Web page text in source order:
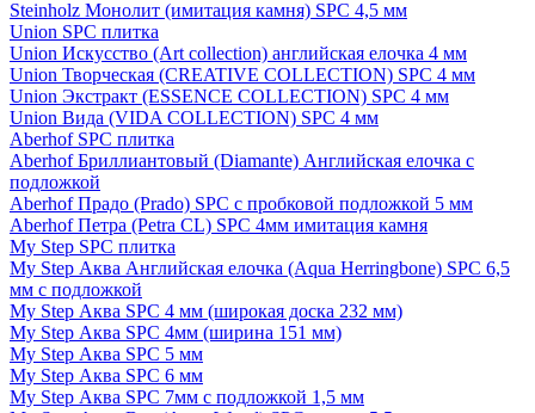
Steinholz Монолит (имитация камня) SPC 4,5 мм
Union SPC плитка
Union Искусство (Art collection) английская елочка 4 мм
Union Творческая (CREATIVE COLLECTION) SPC 4 мм
Union Экстракт (ESSENCE COLLECTION) SPC 4 мм
Union Вида (VIDA COLLECTION) SPC 4 мм
Aberhof SPC плитка
Aberhof Бриллиантовый (Diamante) Английская елочка с
подложкой
Aberhof Прадо (Prado) SPC с пробковой подложкой 5 мм
Aberhof Петра (Petra CL) SPC 4мм имитация камня
My Step SPC плитка
My Step Аква Английская елочка (Aqua Herringbone) SPC 6,5
мм с подложкой
My Step Аква SPC 4 мм (широкая доска 232 мм)
My Step Аква SPC 4мм (ширина 151 мм)
My Step Аква SPC 5 мм
My Step Аква SPC 6 мм
My Step Аква SPC 7мм c подложкой 1,5 мм